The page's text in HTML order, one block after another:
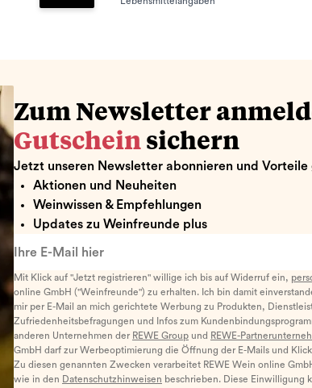
Zum Warenkorb hinzufügen
Zum Newsletter
Gutschein sichern
Jetzt unseren Newsletter abonnieren und Vorteile
Aktionen und Neuheiten
Weinwissen & Empfehlungen
Updates zu Weinfreunde plus
Mit Klick auf "Jetzt registrieren" willige ich bis auf Widerruf ein,
online GmbH ("Weinfreunde") zu erhalten. Ich bin damit
mir per E-Mail an mich gerichtete Werbung zu Produkten,
Zufriedenheitsbefragungen und Infos zum
anderen Unternehmen der REWE Group und REWE-
GmbH darf zur Werbeoptimierung die Öffnung der E-Mails und
Zu diesen genannten Zwecken verarbeitet REWE Wein online
wie in den Datenschutzhinweisen beschrieben. Diese Einwilligung